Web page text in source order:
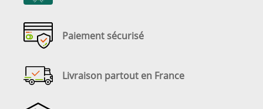
Paiement sécurisé
Livraison partout en France